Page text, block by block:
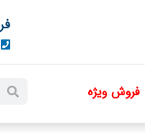
فروش ویژه